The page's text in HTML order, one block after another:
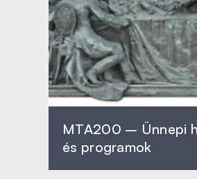
MTA200 – Ünnepi
és programok